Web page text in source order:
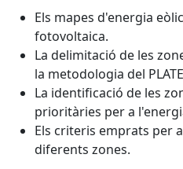
Els mapes d'energia
fotovoltaica.
La delimitació de les
la metodologia del
La identificació de les
prioritàries per a
Els criteris emprats per
diferents zones.